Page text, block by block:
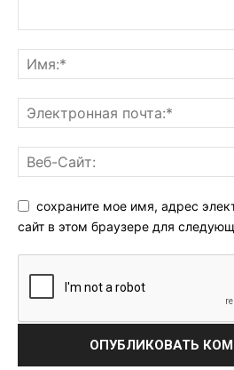
сохраните мое имя, адрес
сайт в этом браузере для